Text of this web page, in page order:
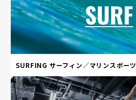
SURFING サーフィン／マリンスポーツ